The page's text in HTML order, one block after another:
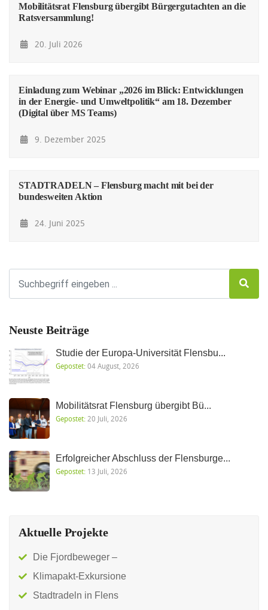
Mobilitätsrat Flensburg übergibt Bürgergutachten an die
Ratsversammlung!
20. Juli 2026
Einladung zum Webinar „2026 im Blick: Entwicklungen
in der Energie- und Umweltpolitik“ am 18. Dezember
(Digital über MS Teams)
9. Dezember 2025
STADTRADELN – Flensburg macht mit bei der
bundesweiten Aktion
24. Juni 2025
Neuste Beiträge
Studie der Europa-Universität Flensbu...
Gepostet:04 August, 2026
Mobilitätsrat Flensburg übergibt Bü...
Gepostet:20 Juli, 2026
Erfolgreicher Abschluss der Flensburge...
Gepostet: 13 Juli, 2026
Aktuelle Projekte
Die Fjordbeweger –
Klimapakt-Exkursione
Stadtradeln in Flens